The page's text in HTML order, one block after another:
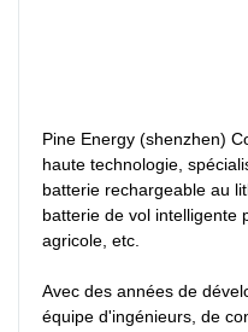
Pine Energy (shenzhen)
haute technologie,
batterie rechargeable au
batterie de vol intelligente
agricole, etc.
Avec des années de
équipe d'ingénieurs, de